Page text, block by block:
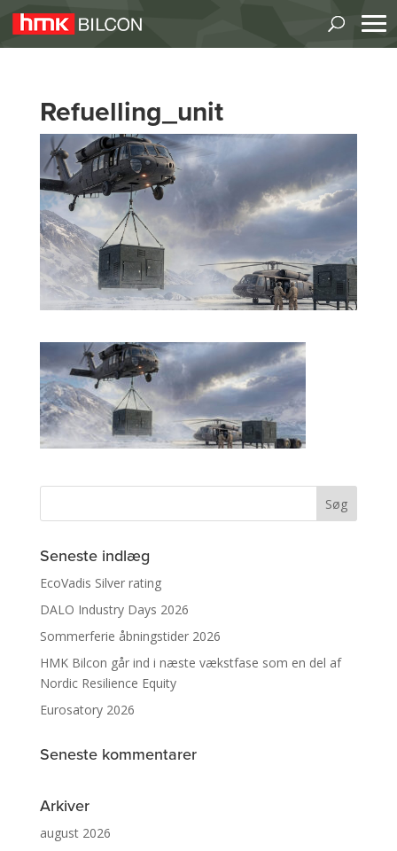
Refuelling_unit
Seneste indlæg
EcoVadis Silver rating
DALO Industry Days 2026
Sommerferie åbningstider 2026
HMK Bilcon går ind i næste vækstfase som en del af
Nordic Resilience Equity
Eurosatory 2026
Seneste kommentarer
Arkiver
august 2026